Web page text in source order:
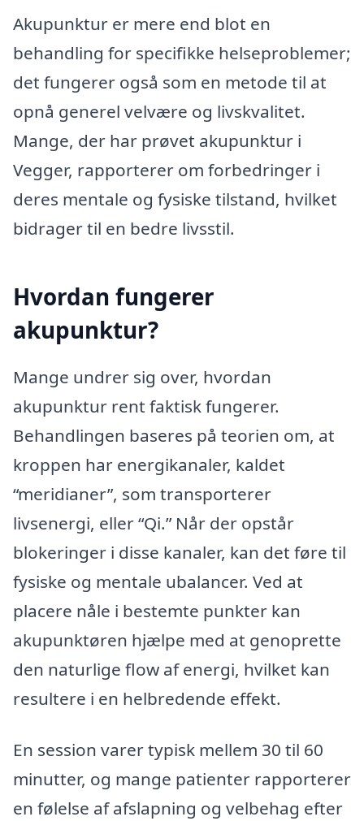
Akupunktur er mere end blot en
behandling for specifikke helseproblemer;
det fungerer også som en metode til at
opnå generel velvære og livskvalitet.
Mange, der har prøvet akupunktur i
Vegger, rapporterer om forbedringer i
deres mentale og fysiske tilstand, hvilket
bidrager til en bedre livsstil.
Hvordan fungerer
akupunktur?
Mange undrer sig over, hvordan
akupunktur rent faktisk fungerer.
Behandlingen baseres på teorien om, at
kroppen har energikanaler, kaldet
“meridianer”, som transporterer
livsenergi, eller “Qi.” Når der opstår
blokeringer i disse kanaler, kan det føre til
fysiske og mentale ubalancer. Ved at
placere nåle i bestemte punkter kan
akupunktøren hjælpe med at genoprette
den naturlige flow af energi, hvilket kan
resultere i en helbredende effekt.
En session varer typisk mellem 30 til 60
minutter, og mange patienter rapporterer
en følelse af afslapning og velbehag efter